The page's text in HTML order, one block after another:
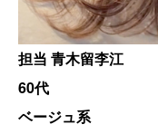
担当 青木留李江
60代
ベージュ系